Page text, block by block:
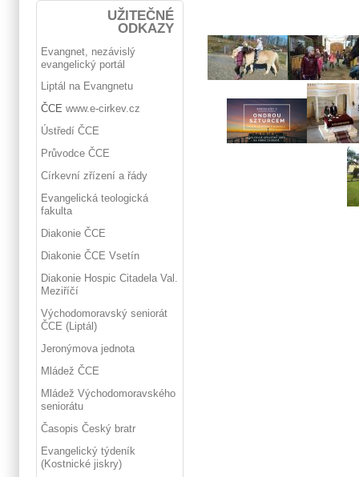
UŽITEČNÉ
ODKAZY
Evangnet, nezávislý
evangelický portál
Liptál na Evangnetu
ČCE www.e-cirkev.cz
Ústředí ČCE
Průvodce ČCE
Církevní zřízení a řády
Evangelická teologická
fakulta
Diakonie ČCE
Diakonie ČCE Vsetín
Diakonie Hospic Citadela Val.
Meziříčí
Východomoravský seniorát
ČCE (Liptál)
Jeronýmova jednota
Mládež ČCE
Mládež Východomoravského
seniorátu
Časopis Český bratr
Evangelický týdeník
(Kostnické jiskry)